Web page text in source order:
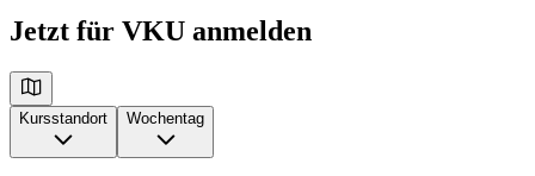
Jetzt für VKU anmelden
Kursstandort Wochentag